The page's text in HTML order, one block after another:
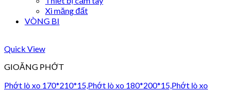
Xi măng đất
VÒNG BI
Quick View
GIOĂNG PHỚT
Phớt lò xo 170*210*15,Phớt lò xo 180*200*15,Phớt lò xo